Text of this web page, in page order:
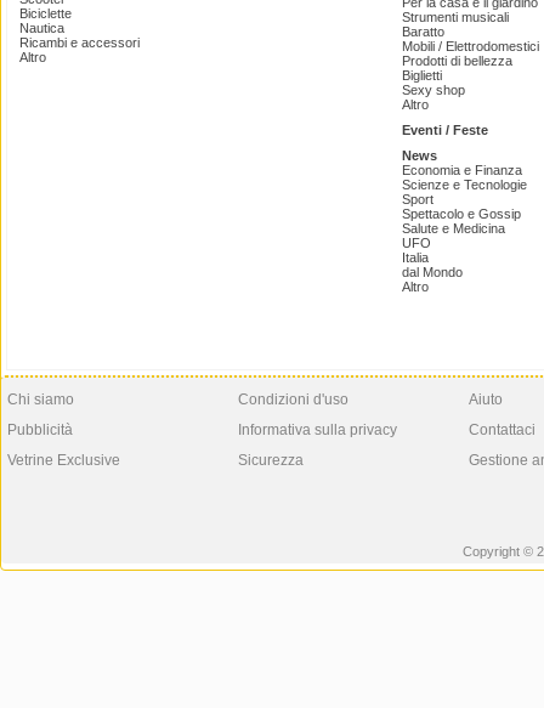
Biciclette
Nautica
Ricambi e accessori
Altro
Strumenti musicali
Baratto
Mobili / Elettrodomestici
Prodotti di bellezza
Biglietti
Sexy shop
Altro
Eventi / Feste
News
Economia e Finanza
Scienze e Tecnologie
Sport
Spettacolo e Gossip
Salute e Medicina
UFO
Italia
dal Mondo
Altro
Chi siamo
Pubblicità
Vetrine Exclusive
Condizioni d'uso
Informativa sulla privacy
Sicurezza
Aiuto
Contattaci
Gestione
Copyright ©